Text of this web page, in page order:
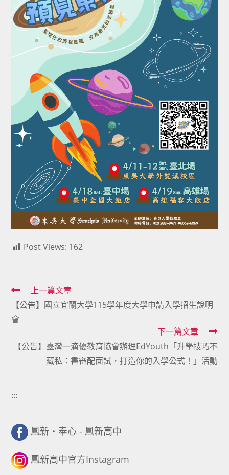
Post Views: 162
Read
more
articles
上一篇文章
【公告】國立宜蘭大學115學年度大學申請入學招生說明
會
下一篇文章
【公告】臺灣一滴優教育協會辦理EdYouth「升學技巧不
藏私：書審配面試，打造你的入學公式！」活動
:::
鳳新・奉心 - 鳳新高中
鳳新高中官方Instagram